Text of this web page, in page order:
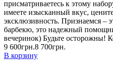
присматриваетесь к этому
имеете изысканный вкус,
эксклюзивность. Признаемся –
барбекю, это надежный
вечеринок) Будьте осторожны!
9 600грн.8 700грн.
В корзину